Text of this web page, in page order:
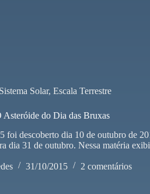
Solar, Escala Terrestre
do Dia das Bruxas
foi descoberto dia 10 de outubro de
dia 31 de outubro. Nessa matéria
31/10/2015 2 comentários